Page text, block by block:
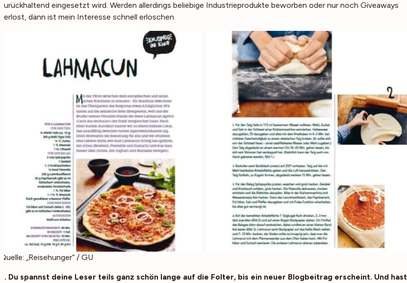
zurückhaltend eingesetzt wird. Werden allerdings beliebige Industrieprodukte beworben oder nur noch Giveaways
verlost, dann ist mein Interesse schnell erloschen.
Quelle: „Reisehunger“ / GU
3. Du spannst deine Leser teils ganz schön lange auf die Folter, bis ein neuer Blogbeitrag erscheint. Und hast